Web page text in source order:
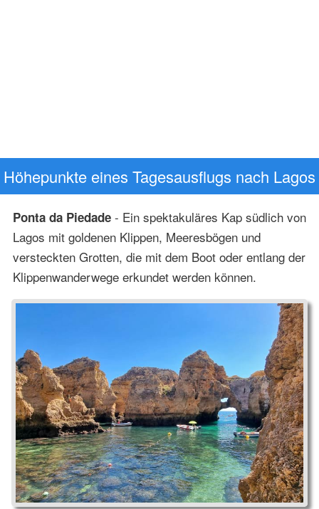
Höhepunkte eines Tagesausflugs nach Lagos
Ponta da Piedade- Ein spektakuläres Kap südlich von
Lagos mit goldenen Klippen, Meeresbögen und
versteckten Grotten, die mit dem Boot oder entlang der
Klippenwanderwege erkundet werden können.